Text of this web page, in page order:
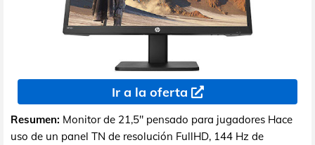
Ir a la oferta
Resumen: Monitor de 21,5" pensado para jugadores Hace
uso de un panel TN de resolución FullHD, 144 Hz de